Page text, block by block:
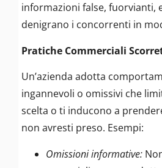
informazioni false, fuorvianti,
denigrano i concorrenti in
Pratiche Commerciali
Un’azienda adotta
ingannevoli o omissivi che
scelta o ti inducono a
non avresti preso. Esempi:
Omissioni informative: